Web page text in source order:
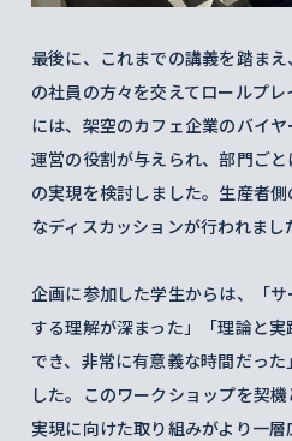
最後に、これまでの講義を踏ま
の社員の方々を交えてロールプ
には、架空のカフェ企業のバイ
運営の役割が与えられ、部門ご
の実現を検討しました。生産者
なディスカッションが行われまし
企画に参加した学生からは、「
する理解が深まった」「理論と
でき、非常に有意義な時間だっ
した。このワークショップを契
実現に向けた取り組みがより一